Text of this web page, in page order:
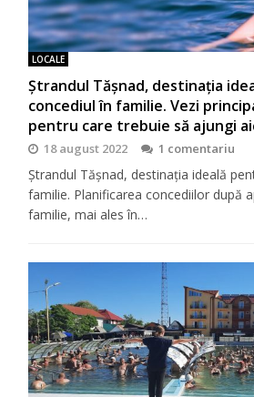
LOCALE
Ștrandul Tășnad, destinația
concediul în familie. Vezi
pentru care trebuie să ajungi
18 august 2022 1 comentariu
Ștrandul Tășnad, destinația ideală
familie. Planificarea concediilor după
familie, mai ales în…